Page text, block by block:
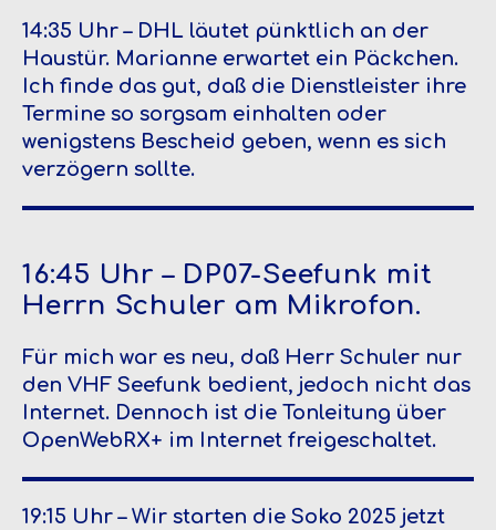
14:35 Uhr – DHL läutet pünktlich an der
Haustür. Marianne erwartet ein Päckchen.
Ich finde das gut, daß die Dienstleister ihre
Termine so sorgsam einhalten oder
wenigstens Bescheid geben, wenn es sich
verzögern sollte.
16:45 Uhr – DP07-Seefunk mit
Herrn Schuler am Mikrofon.
Für mich war es neu, daß Herr Schuler nur
den VHF Seefunk bedient, jedoch nicht das
Internet. Dennoch ist die Tonleitung über
OpenWebRX+ im Internet freigeschaltet.
19:15 Uhr – Wir starten die Soko 2025 jetzt